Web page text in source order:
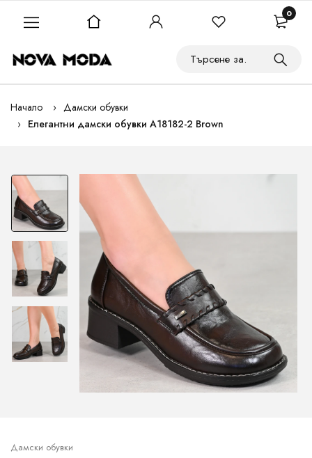
Начало
Дамски обувки
Елегантни дамски обувки A18182-2 Brown
Дамски обувки
0